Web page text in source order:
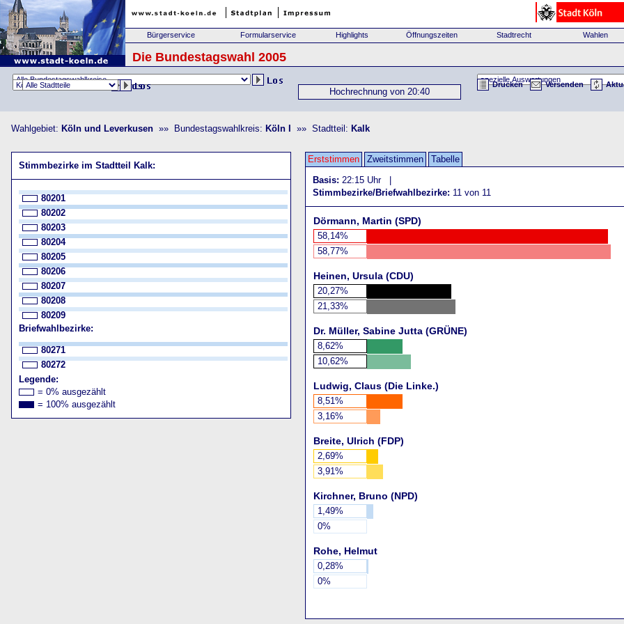
Bürgerservice Formularservice Highlights Öffnungszeiten Stadtrecht Wahlen
Die Bundestagswahl 2005
Hochrechnung von 20:40
Drucken Versenden
Wahlgebiet: Köln und Leverkusen »» Bundestagswahlkreis: Köln I »» Stadtteil: Kalk
Stimmbezirke im Stadtteil Kalk:
80201
80202
80203
80204
80205
80206
80207
80208
80209
Briefwahlbezirke:
80271
80272
Legende:
= 0% ausgezählt
= 100% ausgezählt
Erststimmen Zweitstimmen
Tabelle
Basis: 22:15 Uhr |
Stimmbezirke/Briefwahlbezirke: 11 von 11
Dörmann, Martin (SPD)
58,14%
58,77%
Heinen, Ursula (CDU)
20,27%
21,33%
Dr. Müller, Sabine Jutta (GRÜNE)
8,62%
10,62%
Ludwig, Claus (Die Linke.)
8,51%
3,16%
Breite, Ulrich (FDP)
2,69%
3,91%
Kirchner, Bruno (NPD)
1,49%
0%
Rohe, Helmut
0,28%
0%